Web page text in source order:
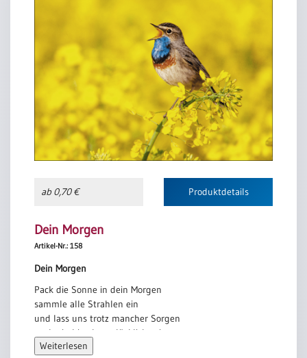
ab 0,70 € Produktdetails
Dein Morgen
Artikel-Nr.: 158
Dein Morgen
Pack die Sonne in dein Morgen
sammle alle Strahlen ein
und lass uns trotz mancher Sorgen
auch ein bisschen glücklich sein.
Aus dem Reich der Möglichkeiten
Weiterlesen